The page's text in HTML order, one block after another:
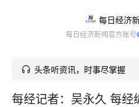
每日经济
每日经济新闻官方账号
头条听资讯，时事尽掌握
每经记者：吴永久 每经